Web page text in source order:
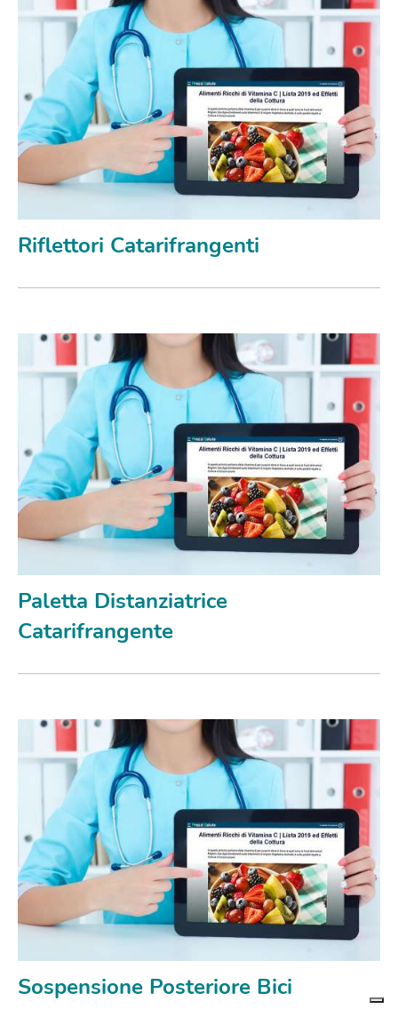
Riflettori Catarifrangenti
Paletta Distanziatrice
Catarifrangente
Sospensione Posteriore Bici